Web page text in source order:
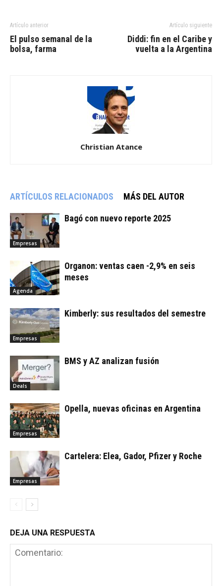
Artículo anterior
El pulso semanal de la
bolsa, farma
Artículo siguiente
Diddi: fin en el Caribe y
vuelta a la Argentina
Christian Atance
ARTÍCULOS RELACIONADOS MÁS DEL AUTOR
Empresas
Bagó con nuevo reporte 2025
Agenda
Organon: ventas caen -2,9% en seis
meses
Empresas
Kimberly: sus resultados del semestre
Deals
BMS y AZ analizan fusión
Empresas
Opella, nuevas oficinas en Argentina
Empresas
Cartelera: Elea, Gador, Pfizer y Roche
DEJA UNA RESPUESTA